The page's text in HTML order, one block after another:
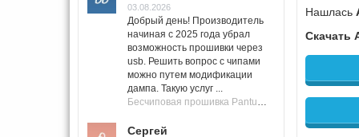
03.08.2026
Добрый день! Производитель
начиная с 2025 года убрал
возможность прошивки через
usb. Решить вопрос с чипами
можно путем модификации
дампа. Такую услуг ...
Бесчиповая прошивка Pantum M7100 Series (M7100, M7108, M7102, M7103, M7105)
Сергей
Нашлась
Скачать